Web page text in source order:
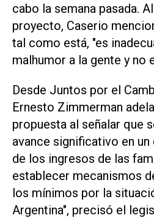
cabo la semana pasada.
proyecto, Caserio
tal como está, "es
malhumor a la gente y no
Desde Juntos por el
Ernesto Zimmerman
propuesta al señalar que
avance significativo en
de los ingresos de las
establecer mecanismos
los mínimos por la
Argentina", precisó el